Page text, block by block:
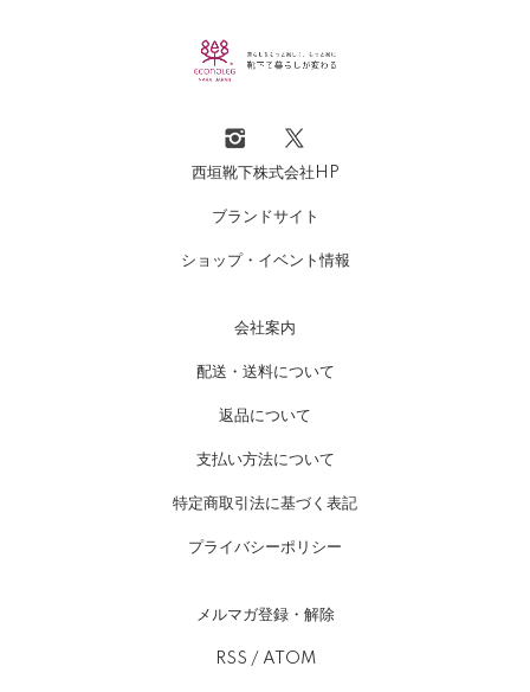
西垣靴下株式会社HP
ブランドサイト
ショップ・イベント情報
会社案内
配送・送料について
返品について
支払い方法について
特定商取引法に基づく表記
プライバシーポリシー
メルマガ登録・解除
RSS / ATOM